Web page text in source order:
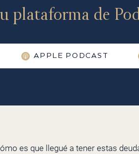
plataforma de
APPLE PODCAST
es que llegué a tener estas